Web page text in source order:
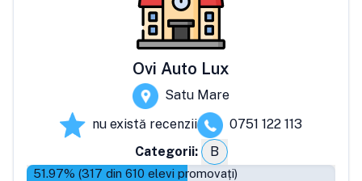
Ovi Auto Lux
Satu Mare
nu există recenzii
0751 122 113
Categorii:
B
51.97% (317 din 610 elevi promovați)